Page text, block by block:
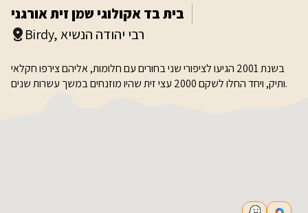
בית בד אקולוגי שמן זית אורגני
Birdy, רבי יהודה הנשיא
בשנת 2001 הגיעו לציפורי שני בחורים עם חלומות, אליהם צירפו חקלאי
ותיק, ויחד החלו לשקם 2000 עצי זית שהיו מוזנחים במשך עשרות שנים.